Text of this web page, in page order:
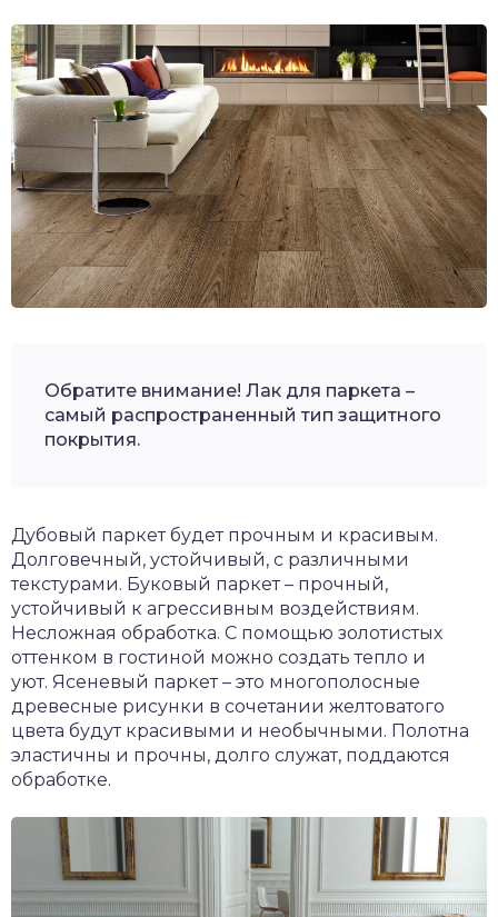
Обратите внимание! Лак для паркета –
самый распространенный тип защитного
покрытия.
Дубовый паркет будет прочным и красивым.
Долговечный, устойчивый, с различными
текстурами. Буковый паркет – прочный,
устойчивый к агрессивным воздействиям.
Несложная обработка. С помощью золотистых
оттенком в гостиной можно создать тепло и
уют. Ясеневый паркет – это многополосные
древесные рисунки в сочетании желтоватого
цвета будут красивыми и необычными. Полотна
эластичны и прочны, долго служат, поддаются
обработке.